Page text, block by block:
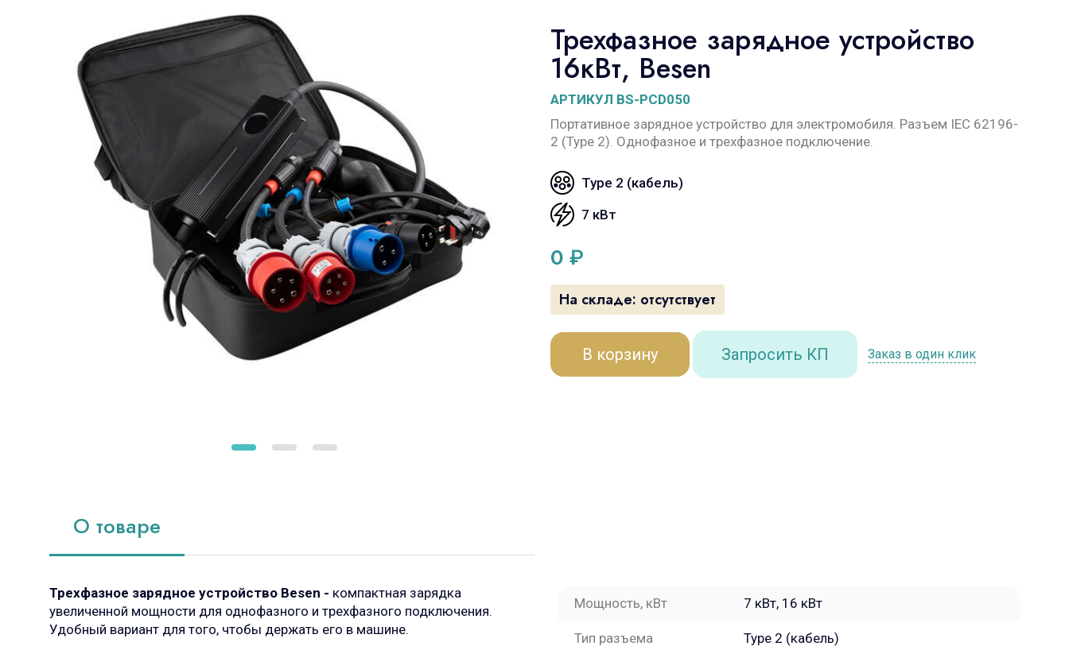
Трехфазное зарядное устройство
16кВт, Besen
АРТИКУЛ BS-PCD050
Портативное зарядное устройство для электромобиля. Разъем IEC 62196-
2 (Type 2). Однофазное и трехфазное подключение.
Type 2 (кабель)
7 кВт
0 ₽
На складе: отсутствует
В корзину Запросить КП Заказ в один клик
О товаре
Трехфазное зарядное устройство Besen - компактная зарядка
увеличенной мощности для однофазного и трехфазного подключения.
Удобный вариант для того, чтобы держать его в машине.
Мощность, кВт 7 кВт, 16 кВт
Тип разъема Type 2 (кабель)